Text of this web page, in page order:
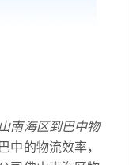
南海区到巴中物
中的物流效率，